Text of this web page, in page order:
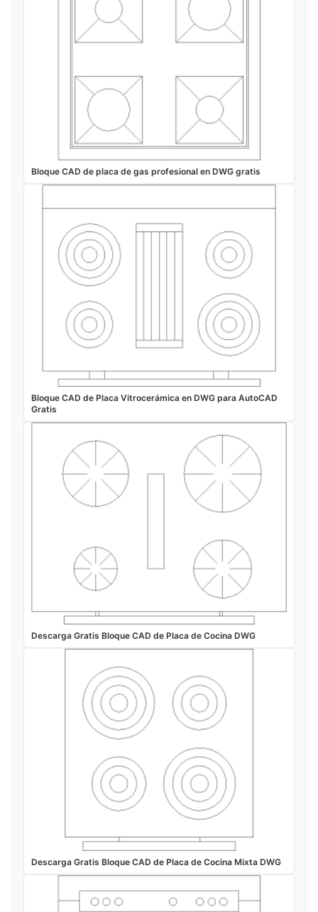
Bloque CAD de placa de gas profesional en DWG gratis
Bloque CAD de Placa Vitrocerámica en DWG para AutoCAD
Gratis
Descarga Gratis Bloque CAD de Placa de Cocina DWG
Descarga Gratis Bloque CAD de Placa de Cocina Mixta DWG